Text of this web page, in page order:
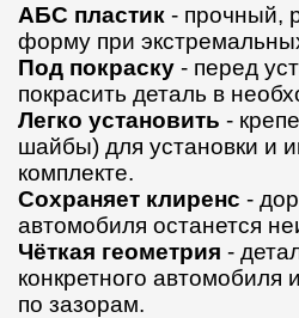
АБС пластик - прочный,
форму при
Под покраску - перед
покрасить деталь в
Легко установить -
шайбы) для установки и
комплекте.
Сохраняет клиренс -
автомобиля останется
Чёткая геометрия -
конкретного автомобиля
по зазорам.